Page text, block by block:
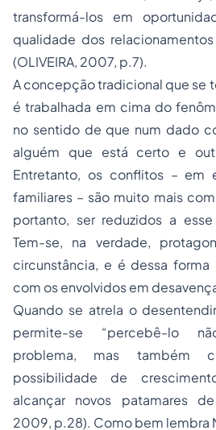
transformá-los em
qualidade dos
(OLIVEIRA, 2007, p.7).
A concepção tradicional que se
é trabalhada em cima do
no sentido de que num dado
alguém que está certo e
Entretanto, os conflitos – em
familiares – são muito mais
portanto, ser reduzidos a
Tem-se, na verdade,
circunstância, e é dessa
com os envolvidos em
Quando se atrela o
permite-se “percebê-lo
problema, mas também
possibilidade de
alcançar novos patamares
2009, p.28). Como bem lembra